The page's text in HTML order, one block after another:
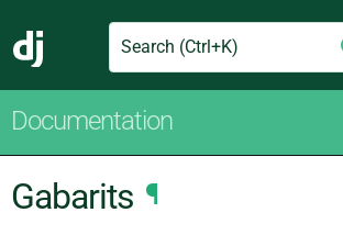
Django
Search
Documentation
Gabarits ¶